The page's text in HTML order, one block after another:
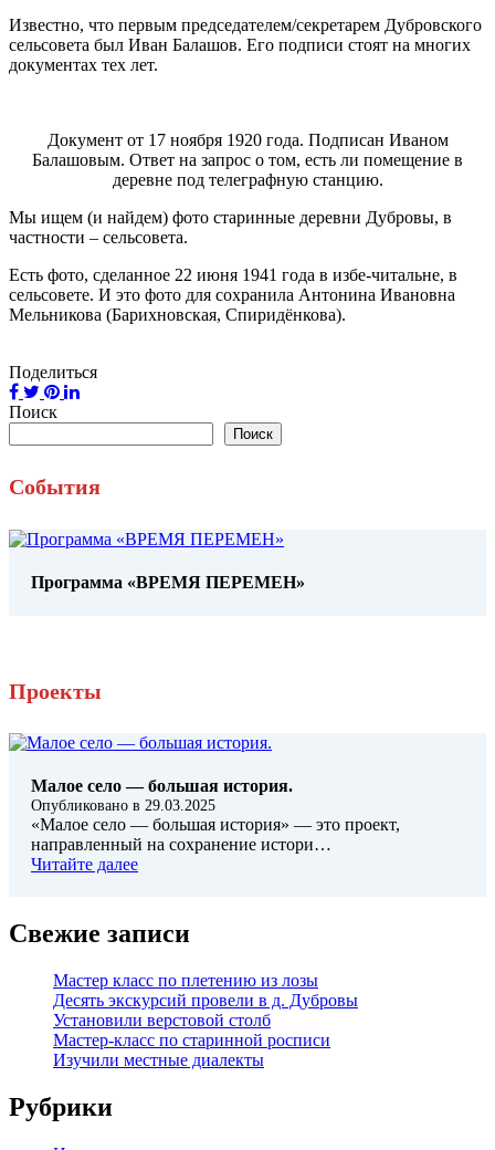
Известно, что первым председателем/секретарем Дубровского
сельсовета был Иван Балашов. Его подписи стоят на многих
документах тех лет.
Документ от 17 ноября 1920 года. Подписан Иваном
Балашовым. Ответ на запрос о том, есть ли помещение в
деревне под телеграфную станцию.
Мы ищем (и найдем) фото старинные деревни Дубровы, в
частности – сельсовета.
Есть фото, сделанное 22 июня 1941 года в избе-читальне, в
сельсовете. И это фото для сохранила Антонина Ивановна
Мельникова (Барихновская, Спиридёнкова).
Поделиться
Поиск
Поиск
События
Программа «ВРЕМЯ ПЕРЕМЕН»
Проекты
Малое село — большая история.
Опубликовано в 29.03.2025
«Малое село — большая история» — это проект,
направленный на сохранение истори…
Читайте далее
Свежие записи
Мастер класс по плетению из лозы
Десять экскурсий провели в д. Дубровы
Установили верстовой столб
Мастер-класс по старинной росписи
Изучили местные диалекты
Рубрики